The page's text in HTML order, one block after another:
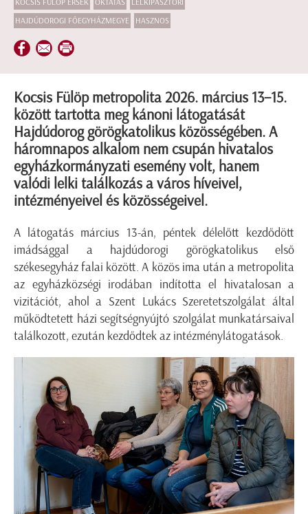
KOCSIS FÜLÖP ÉRSEK OKTATÁS
LELKIPÁSZTORI
HAJDÚDOROGI FŐEGYHÁZMEGYE
HASZNOS
Kocsis Fülöp metropolita 2026. március 13–15.
között tartotta meg kánoni látogatását
Hajdúdorog görögkatolikus közösségében. A
háromnapos alkalom nem csupán hivatalos
egyházkormányzati esemény volt, hanem
valódi lelki találkozás a város híveivel,
intézményeivel és közösségeivel.
A látogatás március 13-án, péntek délelőtt kezdődött
imádsággal a hajdúdorogi görögkatolikus első
székesegyház falai között. A közös ima után a metropolita
az egyházközségi irodában indította el hivatalosan a
vizitációt, ahol a Szent Lukács Szeretetszolgálat által
működtetett házi segítségnyújtó szolgálat munkatársaival
találkozott, ezután kezdődtek az intézménylátogatások.